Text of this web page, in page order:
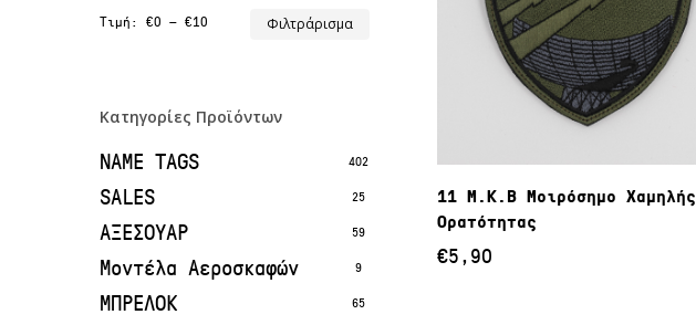
Φιλτράρισμα
Τιμή: €0 — €10
Κατηγορίες Προϊόντων
NAME TAGS 402
SALES 25
ΑΞΕΣΟΥΑΡ 59
Μοντέλα Αεροσκαφών 9
ΜΠΡΕΛΟΚ 65
Προσθήκη Στο Καλάθι
11 Μ.Κ.Β Μοιρόσημο Χαμηλής
Ορατότητας
€5,90